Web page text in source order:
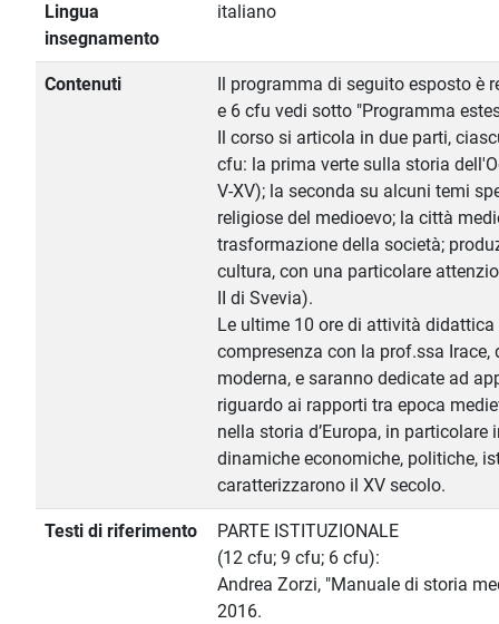
Lingua
insegnamento
italiano
Contenuti
Il programma di seguito esposto è
e 6 cfu vedi sotto "Programma
Il corso si articola in due parti,
cfu: la prima verte sulla storia
V-XV); la seconda su alcuni temi
religiose del medioevo; la città
trasformazione della società;
cultura, con una particolare
II di Svevia).
Le ultime 10 ore di attività
compresenza con la prof.ssa Irace,
moderna, e saranno dedicate ad
riguardo ai rapporti tra epoca
nella storia d’Europa, in particolare
dinamiche economiche, politiche,
caratterizzarono il XV secolo.
Testi di riferimento
PARTE ISTITUZIONALE
(12 cfu; 9 cfu; 6 cfu):
Andrea Zorzi, "Manuale di storia
2016.